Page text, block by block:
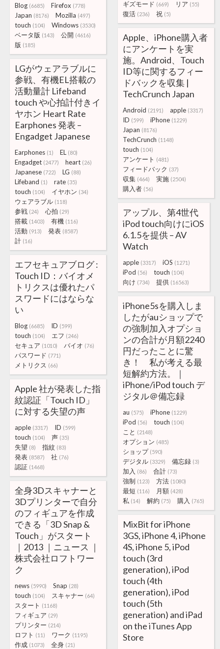
ギズモード (669) リア (55)
復活 (236) 祝 (5)
Blog (6685) Firefox (778)
Japan (8176) Mozilla (497)
touch (104) Windows (3530)
ベータ版 (143) 公開 (4616)
版 (185)
Apple、iPhone購入者
にアンケートを実
施。Android、Touch
ID等に関するフィー
ドバックを収集 |
TechCrunch Japan
Android (2191) apple (3317)
ID (599) iPhone (1229)
Japan (8176)
TechCrunch (1148)
touch (104)
アンケート (481)
フィードバック (37)
収集 (464) 実施 (2504)
購入者 (56)
LGがウェアラブルに
参戦、有機EL搭載の
活動量計 Lifeband
touch や心拍計付きイ
ヤホン Heart Rate
Earphones 発表 –
Engadget Japanese
Earphones (1) EL (80)
Engadget (2477) heart (26)
Japanese (722) LG (88)
Lifeband (1) rate (35)
touch (104) イヤホン (34)
ウェアラブル (118)
参戦 (24) 心拍 (29)
搭載 (1403) 有機 (116)
活動 (913) 発表 (8587)
計 (16)
アップル、第4世代
iPod touch向けにiOS
6.1.5を提供 – AV
Watch
apple (3317) iOS (1271)
iPod (56) touch (104)
向け (734) 提供 (16563)
エフセキュアブログ :
Touch ID：バイオメ
トリクスは優れたパ
スワードにはならな
い
Blog (6685) ID (599)
touch (104) エフ (246)
セキュア (1010) バイオ (76)
パスワード (771)
メトリクス (66)
iPhone5sを購入しま
したがauショップで
の強制加入オプショ
ンの合計が月額2240
円だったことに驚
き！ 私が考える最
短解約方法。｜
iPhone/iPod touch デ
ジタル＠備忘録
au (575) iPhone (1229)
iPod (56) touch (104)
こと (2148)
オプション (485)
ショップ (590)
デジタル (3329) 備忘録 (3)
加入 (86) 合計 (73)
強制 (123) 方法 (1080)
最短 (116) 月額 (428)
私 (14) 解約 (75) 購入 (765)
Apple 社が発表した指
紋認証「Touch ID」
に対する失望の声
apple (3317) ID (599)
touch (104) 声 (35)
失望 (8) 指紋 (83)
発表 (8587) 社 (76)
認証 (1468)
全身3Dスキャナーと
3Dプリンターで自分
のフィギュアを作成
できる「3D Snap &
Touch」がスタート
｜2013 ｜ニュース ｜
株式会社ロフトワー
ク
news (5990) Snap (28)
touch (104) スキャナー (64)
スタート (1168)
フィギュア (29)
プリンター (214)
ロフト (11) ワーク (1195)
作成 (1073) 全身 (21)
MixBit for iPhone
3GS, iPhone 4, iPhone
4S, iPhone 5, iPod
touch (3rd
generation), iPod
touch (4th
generation), iPod
touch (5th
generation) and iPad
on the iTunes App
Store